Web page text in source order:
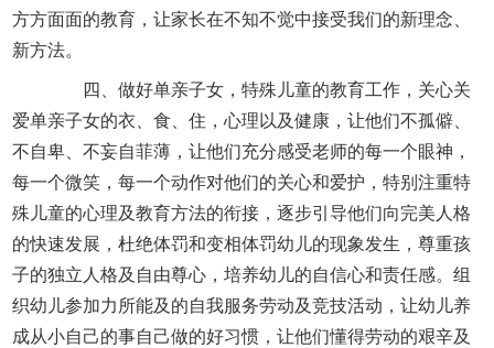
方方面面的教育，让家长在不知不觉中接受我们的新理念、
新方法。
四、做好单亲子女，特殊儿童的教育工作，关心关
爱单亲子女的衣、食、住，心理以及健康，让他们不孤僻、
不自卑、不妄自菲薄，让他们充分感受老师的每一个眼神，
每一个微笑，每一个动作对他们的关心和爱护，特别注重特
殊儿童的心理及教育方法的衔接，逐步引导他们向完美人格
的快速发展，杜绝体罚和变相体罚幼儿的现象发生，尊重孩
子的独立人格及自由尊心，培养幼儿的自信心和责任感。组
织幼儿参加力所能及的自我服务劳动及竞技活动，让幼儿养
成从小自己的事自己做的好习惯，让他们懂得劳动的艰辛及